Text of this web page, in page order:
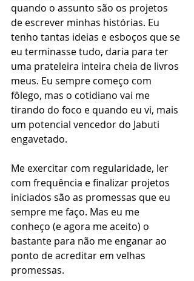
quando o assunto são os projetos
de escrever minhas histórias. Eu
tenho tantas ideias e esboços que se
eu terminasse tudo, daria para ter
uma prateleira inteira cheia de livros
meus. Eu sempre começo com
fôlego, mas o cotidiano vai me
tirando do foco e quando eu vi, mais
um potencial vencedor do Jabuti
engavetado.
Me exercitar com regularidade, ler
com frequência e finalizar projetos
iniciados são as promessas que eu
sempre me faço. Mas eu me
conheço (e agora me aceito) o
bastante para não me enganar ao
ponto de acreditar em velhas
promessas.